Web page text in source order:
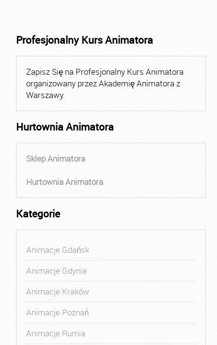
Profesjonalny Kurs Animatora
Zapisz Się na Profesjonalny Kurs Animatora
organizowany przez Akademię Animatora z
Warszawy.
Hurtownia Animatora
Sklep Animatora
Hurtownia Animatora
Kategorie
Animacje Gdańsk
Animacje Gdynia
Animacje Kraków
Animacje Poznań
Animacje Rumia